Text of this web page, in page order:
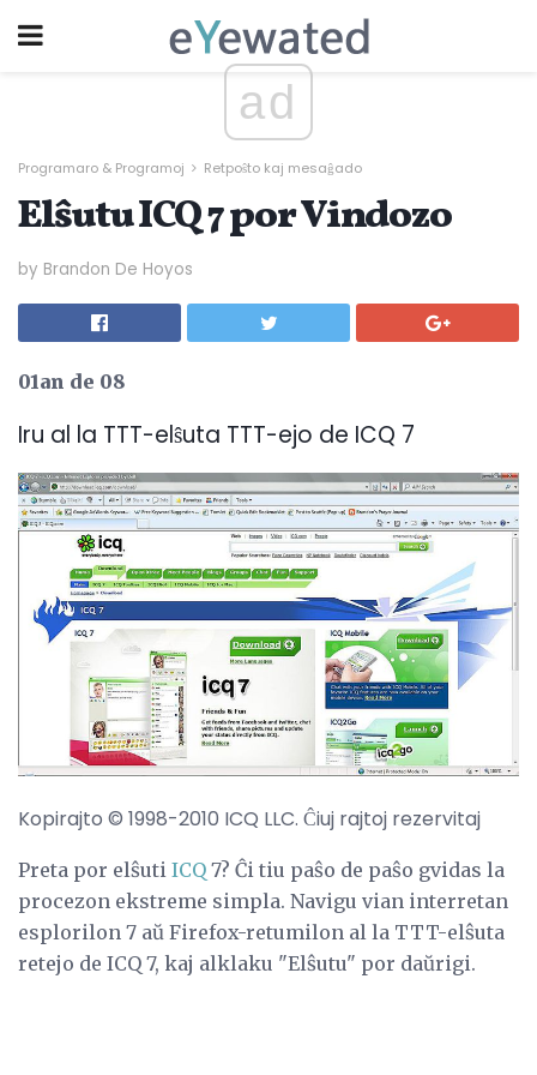
ad
Programaro & Programoj Retpoŝto kaj mesaĝado
Elŝutu ICQ 7 por Vindozo
by Brandon De Hoyos
01an de 08
Iru al la TTT-elŝuta TTT-ejo de ICQ 7
Kopirajto © 1998-2010 ICQ LLC. Ĉiuj rajtoj rezervitaj
Preta por elŝuti ICQ 7? Ĉi tiu paŝo de paŝo gvidas la
procezon ekstreme simpla. Navigu vian interretan
esplorilon 7 aŭ Firefox-retumilon al la TTT-elŝuta
retejo de ICQ 7, kaj alklaku "Elŝutu" por daŭrigi.